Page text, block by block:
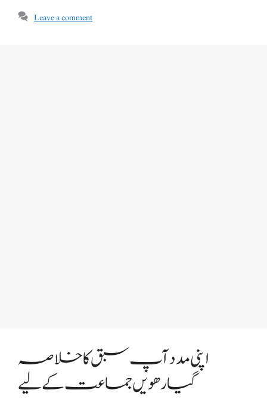
Leave a comment
اپنی مدد آپ سبق کا خلاصہ
گیارھویں جماعت کے لیے